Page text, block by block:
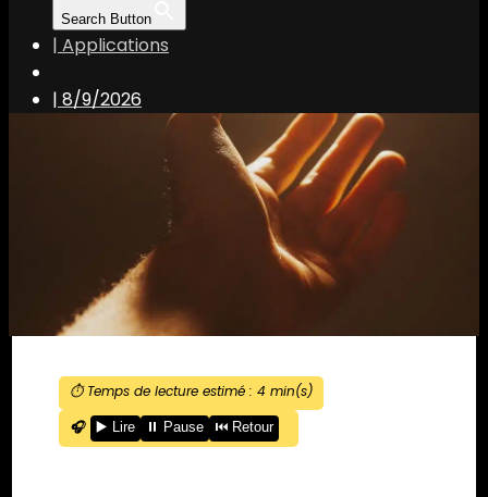
Search Button
| Applications
| 8/9/2026
⏱️ Temps de lecture estimé : 4 min(s)
🎧
▶️ Lire ⏸️ Pause ⏮️ Retour